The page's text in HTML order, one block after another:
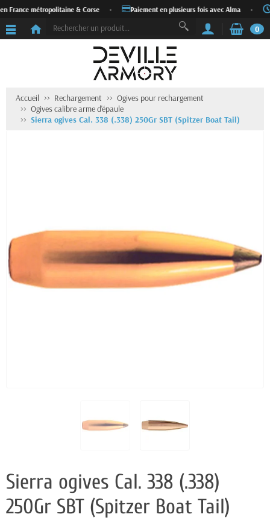
France métropolitaine & Corse Paiement en plusieurs fois avec Alma
0
Accueil Rechargement
Ogives pour rechargement
Ogives calibre arme d'épaule
Sierra ogives Cal. 338 (.338) 250Gr SBT (Spitzer Boat Tail)
Sierra ogives Cal. 338 (.338)
250Gr SBT (Spitzer Boat Tail)